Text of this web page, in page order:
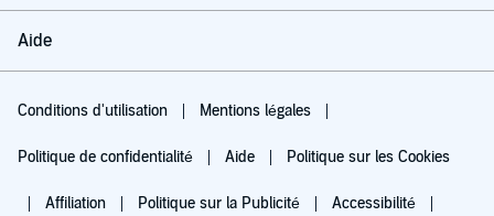
Aide
Conditions d'utilisation Mentions légales
Politique de confidentialité Aide Politique sur les Cookies
Affiliation Politique sur la Publicité Accessibilité